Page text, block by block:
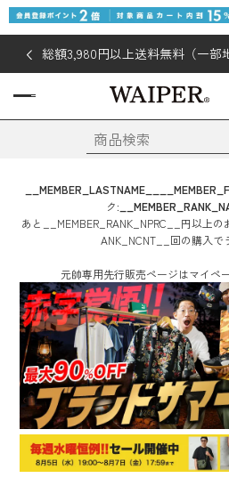
総額3,980円以上送料無料（一部
象外あり）
__MEMBER_LASTNAME__
ク:
あと
__MEMBER_RANK_NPRC__ 円以上の
ANK_NCNT__ 回の購入で
元帥専用先行販売ページはマイペ